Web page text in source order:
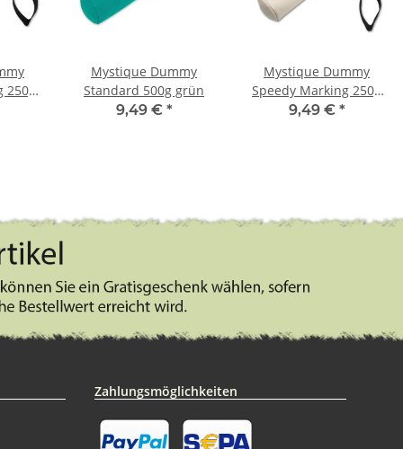
250g
Mystique Dummy
Standard 500g grün
9,49 € *
Mystique Dummy
Speedy Marking 250g
weiß / hellblau
9,49 € *
Zahlungsmöglichkeiten